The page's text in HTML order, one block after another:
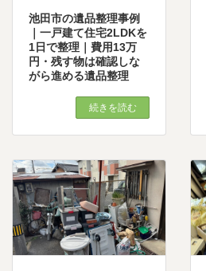
池田市の遺品整理事例
｜一戸建て住宅2LDKを
1日で整理｜費用13万
円・残す物は確認しな
がら進める遺品整理
続きを読む